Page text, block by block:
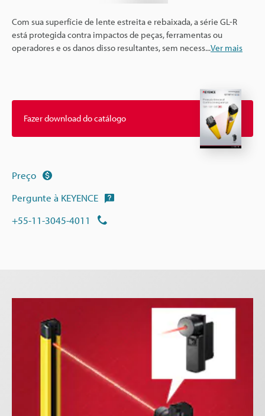
Com sua superfície de lente estreita e rebaixada, a série GL-R
está protegida contra impactos de peças, ferramentas ou
operadores e os danos disso resultantes, sem necess...Ver mais
Fazer download do catálogo
Preço
Pergunte à KEYENCE
+55-11-3045-4011